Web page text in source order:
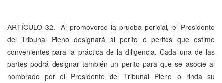
ARTÍCULO 32.- Al promoverse la prueba pericial, el Presidente
del Tribunal Pleno designará al perito o peritos que estime
convenientes para la práctica de la diligencia. Cada una de las
partes podrá designar también un perito para que se asocie al
nombrado por el Presidente del Tribunal Pleno o rinda su